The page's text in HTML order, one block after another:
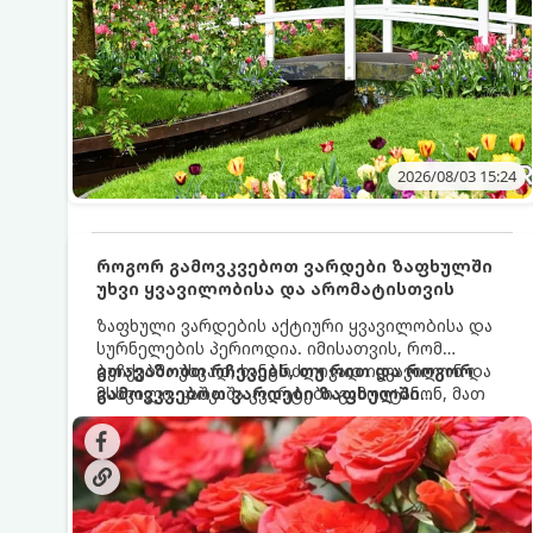
2026/08/03 15:24
როგორ გამოვკვებოთ ვარდები ზაფხულში
უხვი ყვავილობისა და არომატისთვის
ზაფხული ვარდების აქტიური ყვავილობისა და
სურნელების პერიოდია. იმისათვის, რომ
ბუჩქებმა უხვად, ხანგრძლივად იყვავილონ და
მსხვილი, კაშკაშა კვირტები გამოიტანონ, მათ
რეგულარული და სწორი გამოკვება
სჭირდებათ. ზაფხულის პერიოდში მცენარის
მოთხოვნილებები იცვლება, ამიტომ
მნიშვნელოვანია ვიცოდეთ, რომელი სასუქები
გამოიყენება ამ დროს.
გთავაზობთ რჩევებს, თუ რით და როგორ
გამოვკვებოთ ვარდები ზაფხულში
საუკეთესო შედეგის მისაღწევად: